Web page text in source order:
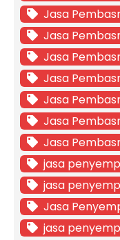
Jasa
Jasa
Jasa
Jasa
Jasa
Jasa
Jasa
jasa
jasa
Jasa
jasa